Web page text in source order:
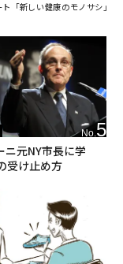
「新しい健康のモノサシ」
No. 5
ニ元NY市長に学
受け止め方